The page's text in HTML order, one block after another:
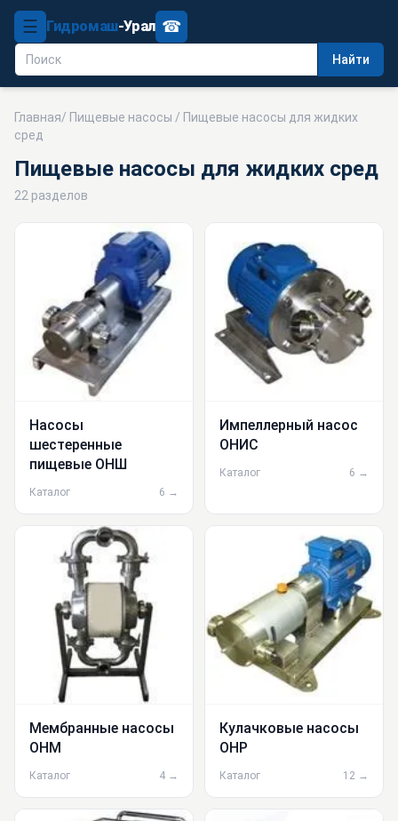
☰ Гидромаш-Урал
Найти
☎
Главная/ Пищевые насосы / Пищевые насосы для жидких
сред
Пищевые насосы для жидких сред
22 разделов
Насосы
шестеренные
пищевые ОНШ
Каталог 6 →
Импеллерный насос
ОНИС
Каталог 6 →
Мeмбранные наcосы
ОНМ
Каталог 4 →
Кулачковые насосы
ОНР
Каталог 12 →